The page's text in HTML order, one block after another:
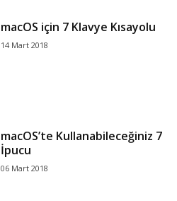
macOS için 7 Klavye Kısayolu
14 Mart 2018
macOS’te Kullanabileceğiniz 7
İpucu
06 Mart 2018